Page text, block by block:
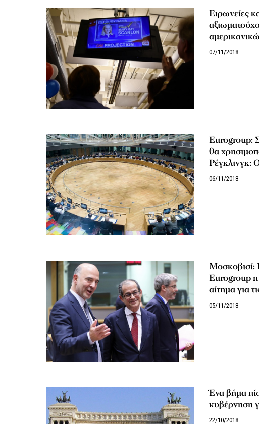
Ειρωνείες
07/11/2018
Eurogroup:
θα
Ρέγκλινγκ:
06/11/2018
Μοσκοβισί:
Eurogroup η
αίτημα για
05/11/2018
Ένα βήμα
κυβέρνηση
22/10/2018